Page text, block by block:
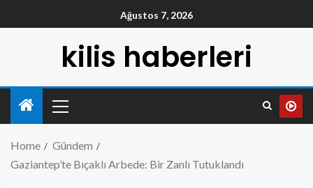
Ağustos 7, 2026
kilis haberleri
Home
Gündem
Gaziantep’te Bıçaklı Arbede: Bir Zanlı Tutuklandı